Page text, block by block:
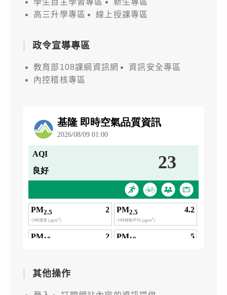
高三升學專區
線上授課專區
政令宣導專區
教育部108課綱資訊網
資訊安全專區
內控稽核專區
其他操作